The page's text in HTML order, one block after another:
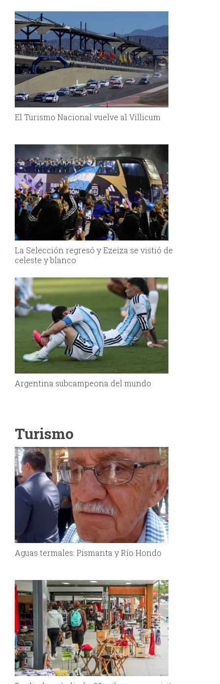
El Turismo Nacional vuelve al Villicum
La Selección regresó y Ezeiza se vistió de
celeste y blanco
Argentina subcampeona del mundo
Turismo
Aguas termales: Pismanta y Río Hondo